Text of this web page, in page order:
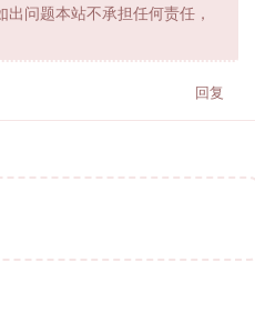
问题本站不承担任何责任，
回复